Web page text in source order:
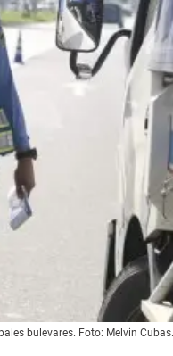
bulevares. Foto: Melvin Cubas.